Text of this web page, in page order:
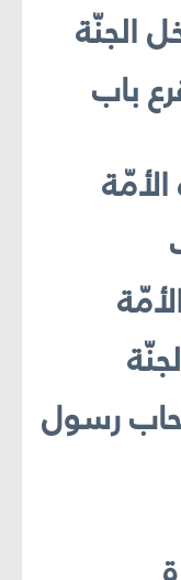
باب
رسول